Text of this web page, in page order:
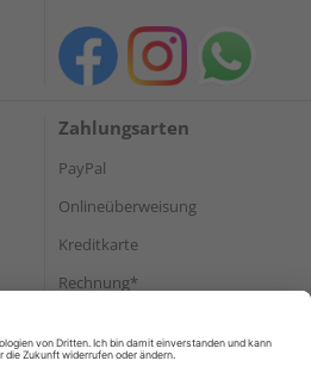
Zahlungsarten
PayPal
Onlineüberweisung
Kreditkarte
Rechnung*
Versand